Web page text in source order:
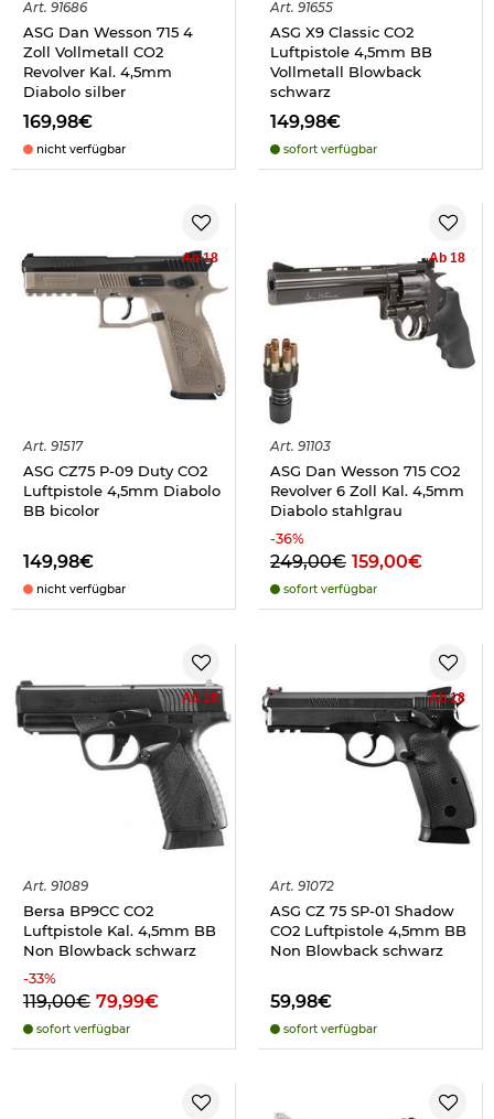
Art. 91686
ASG Dan Wesson 715 4
Zoll Vollmetall CO2
Revolver Kal. 4,5mm
Diabolo silber
169,98€
nicht verfügbar
Art. 91655
ASG X9 Classic CO2
Luftpistole 4,5mm BB
Vollmetall Blowback
schwarz
149,98€
sofort verfügbar
Ab 18
Art. 91517
ASG CZ75 P-09 Duty CO2
Luftpistole 4,5mm Diabolo
BB bicolor
149,98€
nicht verfügbar
Ab 18
Art. 91103
ASG Dan Wesson 715 CO2
Revolver 6 Zoll Kal. 4,5mm
Diabolo stahlgrau
-36%
249,00€ 159,00€
sofort verfügbar
Ab 18
Art. 91089
Bersa BP9CC CO2
Luftpistole Kal. 4,5mm BB
Non Blowback schwarz
-33%
119,00€ 79,99€
sofort verfügbar
Ab 18
Art. 91072
ASG CZ 75 SP-01 Shadow
CO2 Luftpistole 4,5mm BB
Non Blowback schwarz
59,98€
sofort verfügbar